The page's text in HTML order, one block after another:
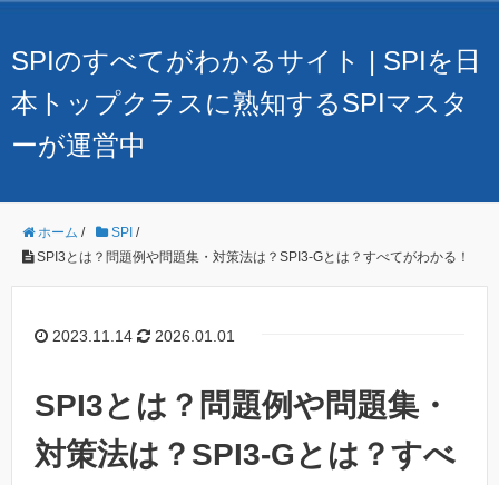
SPIのすべてがわかるサイト | SPIを日
本トップクラスに熟知するSPIマスタ
ーが運営中
ホーム / SPI /
SPI3とは？問題例や問題集・対策法は？SPI3-Gとは？すべてがわかる！
2023.11.14 2026.01.01
SPI3とは？問題例や問題集・
対策法は？SPI3-Gとは？すべ